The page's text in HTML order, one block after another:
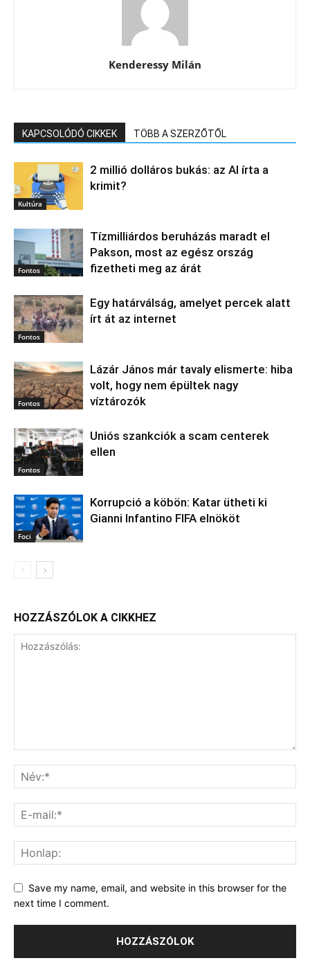
Kenderessy Milán
KAPCSOLÓDÓ CIKKEK TÖBB A SZERZŐTŐL
Kultúra
2 millió dolláros bukás: az AI írta a
krimit?
Fontos
Tízmilliárdos beruházás maradt el
Pakson, most az egész ország
fizetheti meg az árát
Fontos
Egy határválság, amelyet percek alatt
írt át az internet
Fontos
Lázár János már tavaly elismerte: hiba
volt, hogy nem épültek nagy
víztározók
Fontos
Uniós szankciók a scam centerek
ellen
Foci
Korrupció a köbön: Katar ütheti ki
Gianni Infantino FIFA elnököt
HOZZÁSZÓLOK A CIKKHEZ
Save my name, email, and website in this browser for the
next time I comment.